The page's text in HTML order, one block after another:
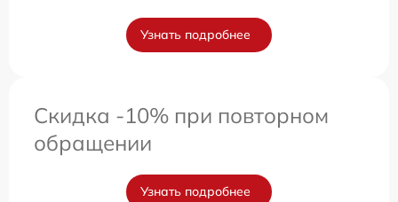
Узнать подробнее
Скидка -10% при повторном
обращении
Узнать подробнее